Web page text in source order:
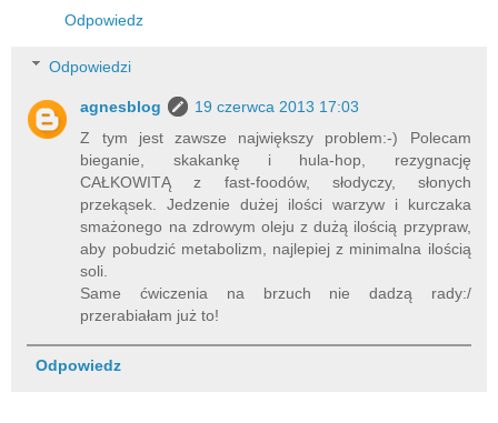
Odpowiedz
Odpowiedzi
agnesblog
19 czerwca 2013 17:03
Z tym jest zawsze największy problem:-) Polecam
bieganie, skakankę i hula-hop, rezygnację
CAŁKOWITĄ z fast-foodów, słodyczy, słonych
przekąsek. Jedzenie dużej ilości warzyw i kurczaka
smażonego na zdrowym oleju z dużą ilością przypraw,
aby pobudzić metabolizm, najlepiej z minimalna ilością
soli.
Same ćwiczenia na brzuch nie dadzą rady:/
przerabiałam już to!
Odpowiedz